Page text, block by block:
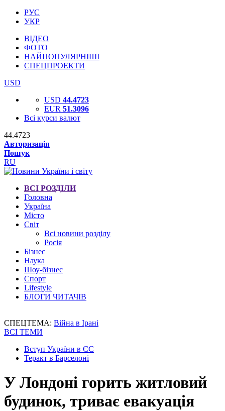
РУС
УКР
ВІДЕО
ФОТО
НАЙПОПУЛЯРНІШІ
СПЕЦПРОЕКТИ
USD
USD 44.4723
EUR 51.3096
Всі курси валют
44.4723
Авторизація
Пошук
RU
ВСІ РОЗДІЛИ
Головна
Україна
Місто
Світ
Всі новини розділу
Росія
Бізнес
Наука
Шоу-бізнес
Спорт
Lifestyle
БЛОГИ ЧИТАЧІВ
СПЕЦТЕМА: Війна в Ірані
ВСІ ТЕМИ
Вступ України в ЄС
Теракт в Барселоні
У Лондоні горить житловий
будинок, триває евакуація